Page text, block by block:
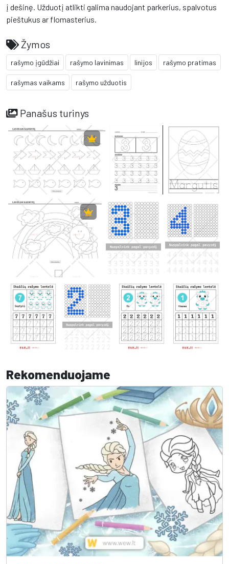
į dešinę. Užduotį atlikti galima naudojant parkerius, spalvotus
pieštukus ar flomasterius.
Žymos
rašymo įgūdžiai rašymo lavinimas linijos rašymo pratimas
rašymas vaikams rašymo užduotis
Panašus turinys
Rekomenduojame